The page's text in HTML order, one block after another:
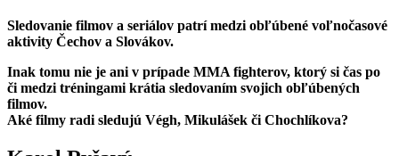
Sledovanie filmov a seriálov patrí medzi obľúbené voľnočasové
aktivity Čechov a Slovákov.
Inak tomu nie je ani v prípade MMA fighterov, ktorý si čas po
či medzi tréningami krátia sledovaním svojich obľúbených
filmov.
Aké filmy radi sledujú Végh, Mikulášek či Chochlíkova?